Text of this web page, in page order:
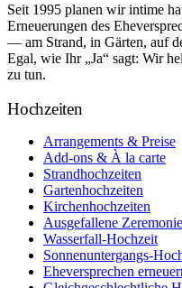
Seit 1995 planen wir intime
Erneuerungen des
— am Strand, in Gärten, auf
Egal, wie Ihr „Ja“ sagt: Wir
zu tun.
Hochzeiten
Arrangements & Preise
Add-ons & À la carte
Strandhochzeiten
Gartenhochzeiten
Kirchenhochzeiten
Ausgefallene
Wasserfall-Hochzeit
Sonnenuntergangs-
Eheversprechen